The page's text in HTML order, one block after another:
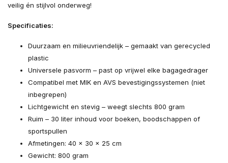
veilig én stijlvol onderweg!
Specificaties:
Duurzaam en milieuvriendelijk – gemaakt van gerecycled
plastic
Universele pasvorm – past op vrijwel elke bagagedrager
Compatibel met MIK en AVS bevestigingssystemen (niet
inbegrepen)
Lichtgewicht en stevig – weegt slechts 800 gram
Ruim – 30 liter inhoud voor boeken, boodschappen of
sportspullen
Afmetingen: 40 × 30 × 25 cm
Gewicht: 800 gram